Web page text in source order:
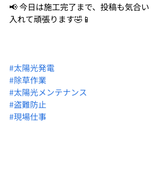
📢 今日は施工完了まで、投稿も気合い
入れて頑張ります🤣📱
#太陽光発電
#除草作業
#太陽光メンテナンス
#盗難防止
#現場仕事